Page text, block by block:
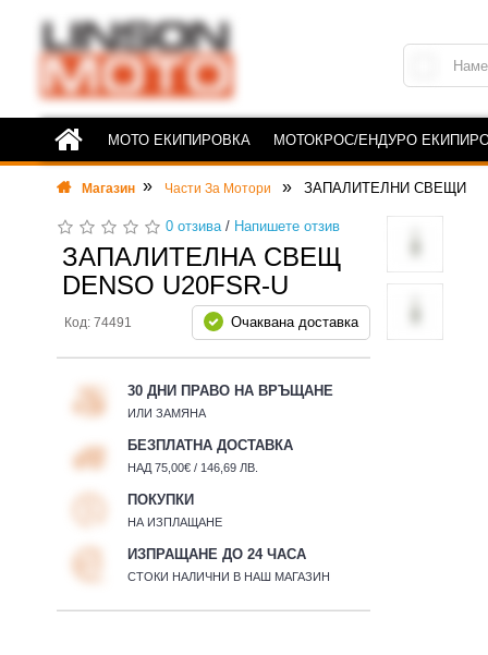
МОТО ЕКИПИРОВКА МОТОКРОС/ЕНДУРО
Магазин Части За Мотори ЗАПАЛИТЕЛНИ СВЕЩИ
0 отзива/ Напишете отзив
ЗАПАЛИТЕЛНА СВЕЩ
DENSO U20FSR-U
Код: 74491 Очаквана доставка
30 ДНИ ПРАВО НА ВРЪЩАНЕ
ИЛИ ЗАМЯНА
БЕЗПЛАТНА ДОСТАВКА
НАД 75,00€ / 146,69 ЛВ.
ПОКУПКИ
НА ИЗПЛАЩАНЕ
ИЗПРАЩАНЕ ДО 24 ЧАСА
СТОКИ НАЛИЧНИ В НАШ МАГАЗИН